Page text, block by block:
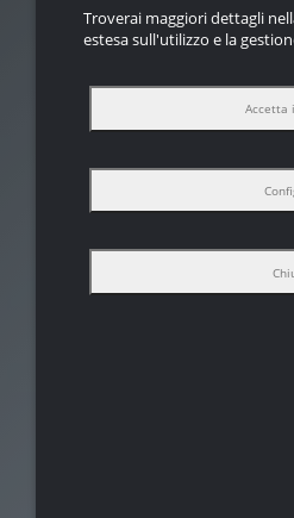
Troverai maggiori dettagli
estesa sull'utilizzo e la
Accetta